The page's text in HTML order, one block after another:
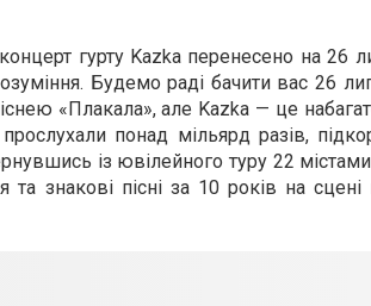
гурту Kazka перенесено на 26
Будемо раді бачити вас 26
«Плакала», але Kazka — це
прослухали понад мільярд разів,
із ювілейного туру 22
знакові пісні за 10 років на